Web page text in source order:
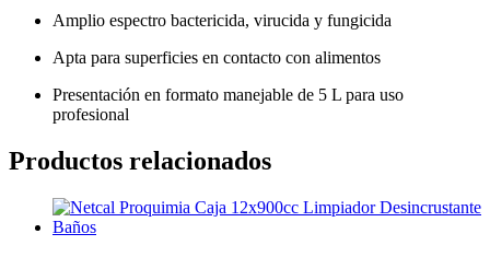
Amplio espectro bactericida, virucida y fungicida
Apta para superficies en contacto con alimentos
Presentación en formato manejable de 5 L para uso
profesional
Productos relacionados